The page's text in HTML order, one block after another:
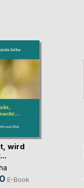
wird
E-Book